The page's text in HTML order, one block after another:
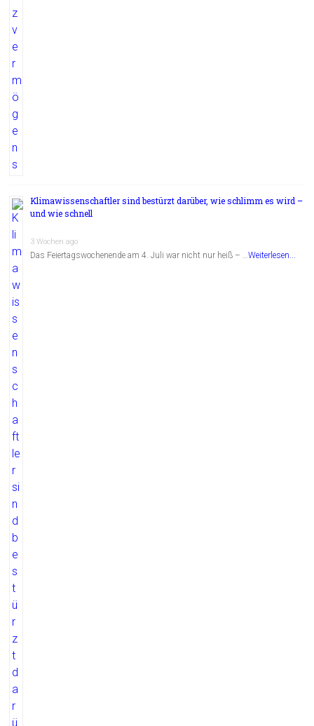
Klimawissenschaftler sind bestürzt darüber, wie schlimm es wird –
und wie schnell
3 Wochen ago
Das Feiertagswochenende am 4. Juli war nicht nur heiß – …Weiterlesen...